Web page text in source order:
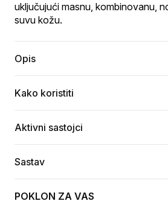
uključujući masnu, kombinovanu,
suvu kožu.
Opis
Kako koristiti
Aktivni sastojci
Sastav
POKLON ZA VAS